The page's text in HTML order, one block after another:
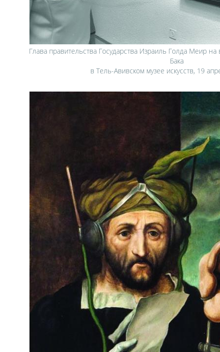
Глава правительства Государства Израиль Голда Меир
Бака
в Тель-Авивском музее искусств, 19